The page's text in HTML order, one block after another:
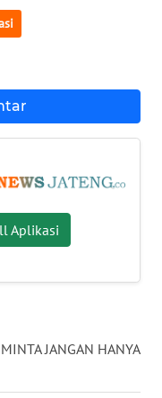
Aplikasi
JANGAN HANYA